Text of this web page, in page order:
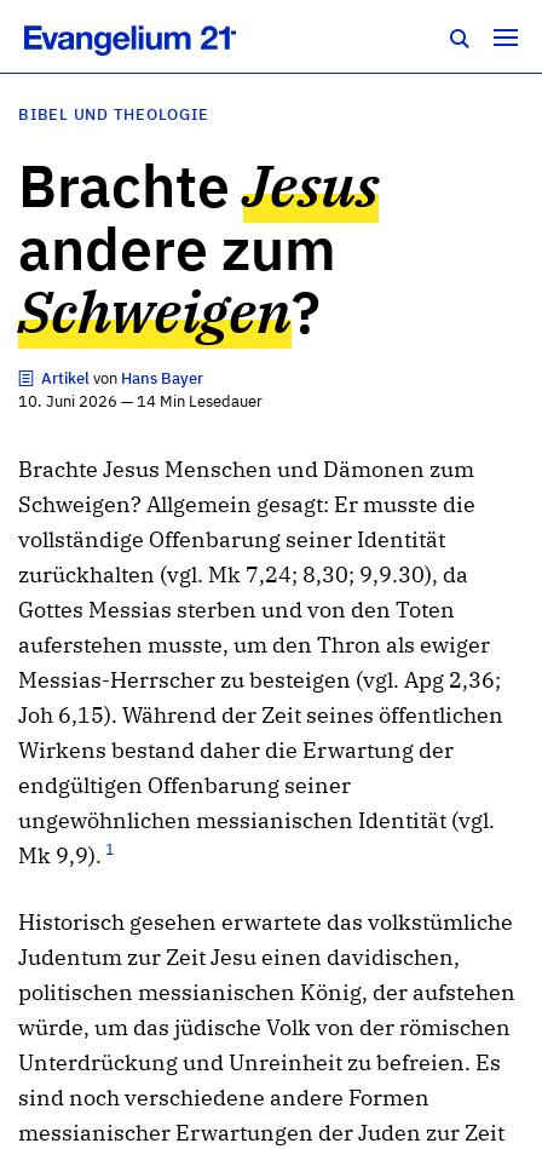
BIBEL UND THEOLOGIE
BrachteJesus
andere zum
Schweigen?
Artikelvon Hans Bayer
10. Juni 2026 — 14 Min Lesedauer
Brachte Jesus Menschen und Dämonen zum
Schweigen? Allgemein gesagt: Er musste die
vollständige Offenbarung seiner Identität
zurückhalten (vgl. Mk 7,24; 8,30; 9,9.30), da
Gottes Messias sterben und von den Toten
auferstehen musste, um den Thron als ewiger
Messias-Herrscher zu besteigen (vgl. Apg 2,36;
Joh 6,15). Während der Zeit seines öffentlichen
Wirkens bestand daher die Erwartung der
endgültigen Offenbarung seiner
ungewöhnlichen messianischen Identität (vgl.
Mk 9,9). 1
Historisch gesehen erwartete das volkstümliche
Judentum zur Zeit Jesu einen davidischen,
politischen messianischen König, der aufstehen
würde, um das jüdische Volk von der römischen
Unterdrückung und Unreinheit zu befreien. Es
sind noch verschiedene andere Formen
messianischer Erwartungen der Juden zur Zeit